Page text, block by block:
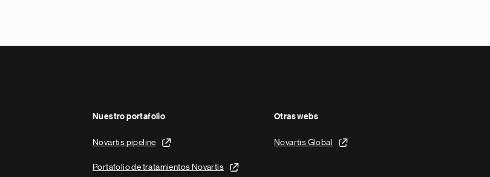
Nuestro portafolio
Novartis pipeline
Portafolio de tratamientos Novartis
Otras webs
Novartis Global